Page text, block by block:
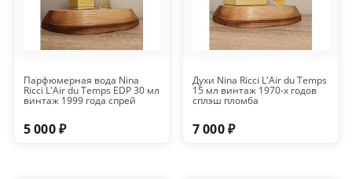
Парфюмерная вода Nina
Ricci L'Air du Temps EDP 30 мл
винтаж 1999 года спрей
5 000 ₽
Духи Nina Ricci L'Air du Temps
15 мл винтаж 1970-х годов
сплэш пломба
7 000 ₽